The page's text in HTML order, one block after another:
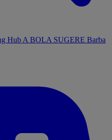
Hub A BOLA SUGERE Barba